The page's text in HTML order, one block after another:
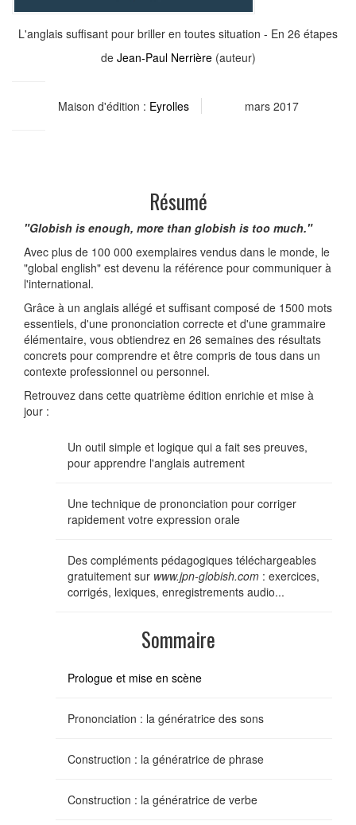
L'anglais suffisant pour briller en toutes situation - En 26 étapes
de Jean-Paul Nerrière(auteur)
Maison d'édition : Eyrolles mars 2017
Résumé
"Globish is enough, more than globish is too much."
Avec plus de 100 000 exemplaires vendus dans le monde, le
"global english" est devenu la référence pour communiquer à
l'international.
Grâce à un anglais allégé et suffisant composé de 1500 mots
essentiels, d'une prononciation correcte et d'une grammaire
élémentaire, vous obtiendrez en 26 semaines des résultats
concrets pour comprendre et être compris de tous dans un
contexte professionnel ou personnel.
Retrouvez dans cette quatrième édition enrichie et mise à
jour :
Un outil simple et logique qui a fait ses preuves,
pour apprendre l'anglais autrement
Une technique de prononciation pour corriger
rapidement votre expression orale
Des compléments pédagogiques téléchargeables
gratuitement sur www.jpn-globish.com : exercices,
corrigés, lexiques, enregistrements audio...
Sommaire
Prologue et mise en scène
Prononciation : la génératrice des sons
Construction : la génératrice de phrase
Construction : la génératrice de verbe